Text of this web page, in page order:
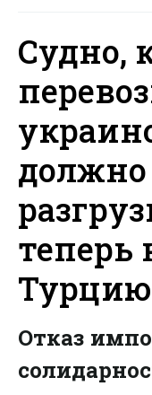
Судно,
теперь
Турцию
Отказ